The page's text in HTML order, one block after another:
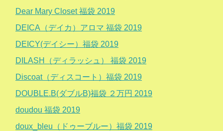
Dear Mary Closet 福袋 2019
DEICA（デイカ）アロマ 福袋 2019
DEICY(デイシー）福袋 2019
DILASH（ディラッシュ） 福袋 2019
Discoat（ディスコート）福袋 2019
DOUBLE.B(ダブルB)福袋 ２万円 2019
doudou 福袋 2019
doux_bleu（ドゥーブルー）福袋 2019